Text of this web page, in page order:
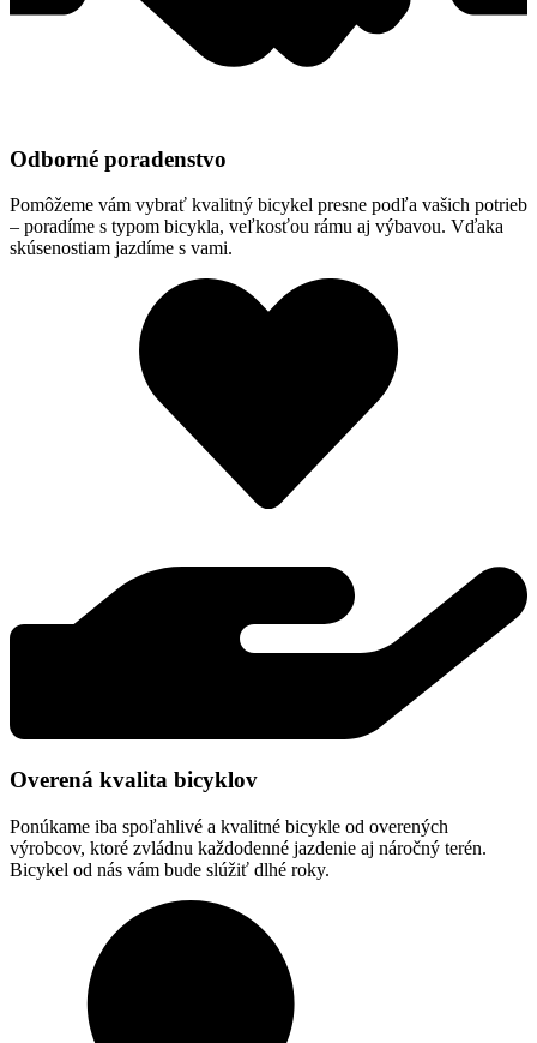
Odborné poradenstvo
Pomôžeme vám vybrať kvalitný bicykel presne podľa vašich potrieb
– poradíme s typom bicykla, veľkosťou rámu aj výbavou. Vďaka
skúsenostiam jazdíme s vami.
Overená kvalita bicyklov
Ponúkame iba spoľahlivé a kvalitné bicykle od overených
výrobcov, ktoré zvládnu každodenné jazdenie aj náročný terén.
Bicykel od nás vám bude slúžiť dlhé roky.